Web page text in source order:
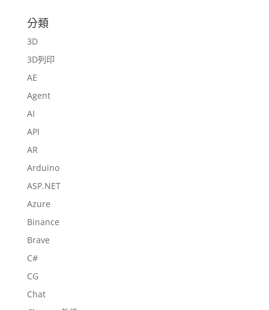
分類
3D
3D列印
AE
Agent
AI
API
AR
Arduino
ASP.NET
Azure
Binance
Brave
C#
CG
Chat